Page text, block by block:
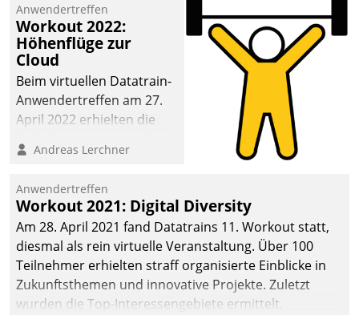
Mammutprojekte
meistern und Workloads
wuppen – bei zunehmend
anspruchsvollen
Aufgaben und
abnehmendem
Anwendertreffen
Workout 2022:
Höhenflüge zur
Cloud
Beim virtuellen Datatrain-
Anwendertreffen am 27.
April 2022 erhielten die
Teilnehmer kurzweilige
Cloud-Strategien und -
Lösungen mit hohem
Zukunftspotenzial.
Andreas Lerchner
Anwendertreffen
Workout 2021: Digital Diversity
Am 28. April 2021 fand Datatrains 11. Workout statt,
diesmal als rein virtuelle Veranstaltung. Über 100
Teilnehmer erhielten straff organisierte Einblicke in
Zukunftsthemen und innovative Projekte. Zuletzt
wurden die Top-Interessengebiete ermittelt.